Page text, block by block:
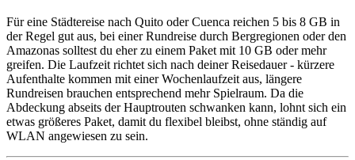
Für eine Städtereise nach Quito oder Cuenca reichen 5 bis 8 GB in
der Regel gut aus, bei einer Rundreise durch Bergregionen oder den
Amazonas solltest du eher zu einem Paket mit 10 GB oder mehr
greifen. Die Laufzeit richtet sich nach deiner Reisedauer - kürzere
Aufenthalte kommen mit einer Wochenlaufzeit aus, längere
Rundreisen brauchen entsprechend mehr Spielraum. Da die
Abdeckung abseits der Hauptrouten schwanken kann, lohnt sich ein
etwas größeres Paket, damit du flexibel bleibst, ohne ständig auf
WLAN angewiesen zu sein.